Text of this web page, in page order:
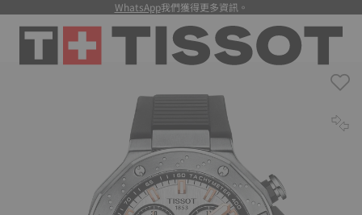
WhatsApp我們獲得更多資訊。